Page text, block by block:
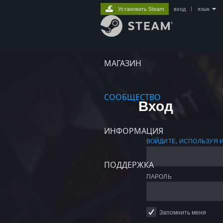
МАГАЗИН
СООБЩЕСТВО
ИНФОРМАЦИЯ
ПОДДЕРЖКА
Установить Steam вход язык
Вход
ВОЙДИТЕ, ИСПОЛЬЗУЯ
ПАРОЛЬ
Запомнить меня